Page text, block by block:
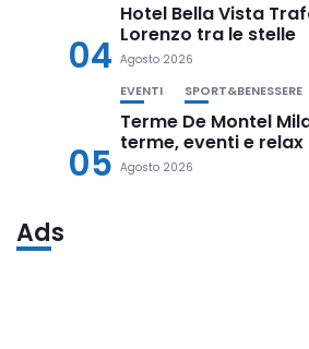
04
Hotel Bella Vista
Lorenzo tra le stelle
Agosto 2026
05
EVENTI SPORT&BENESSERE
Terme De Montel
terme, eventi e relax
Agosto 2026
Ads